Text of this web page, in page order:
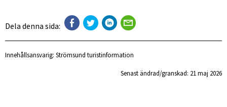
Dela denna sida:
Innehållsansvarig: Strömsund turistinformation
Senast ändrad/granskad: 21 maj 2026